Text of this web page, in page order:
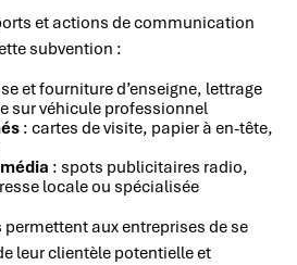
et actions de communication
subvention :
et fourniture d’enseigne, lettrage
sur véhicule professionnel
: cartes de visite, papier à en-tête,
: spots publicitaires radio,
locale ou spécialisée
aux entreprises de se
leur clientèle potentielle et